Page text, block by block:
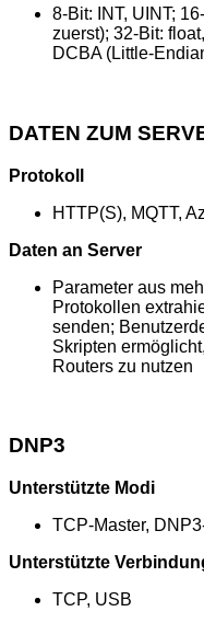
8-Bit: INT, UINT;
zuerst); 32-Bit:
DCBA (Little-
DATEN ZUM
Protokoll
HTTP(S), MQTT,
Daten an Server
Parameter aus
Protokollen
senden;
Skripten
Routers zu nutzen
DNP3
Unterstützte Modi
TCP-Master,
Unterstützte
TCP, USB